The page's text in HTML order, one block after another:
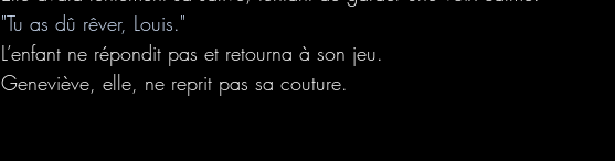
"Tu as dû rêver, Louis."
L’enfant ne répondit pas et retourna à son jeu.
Geneviève, elle, ne reprit pas sa couture.